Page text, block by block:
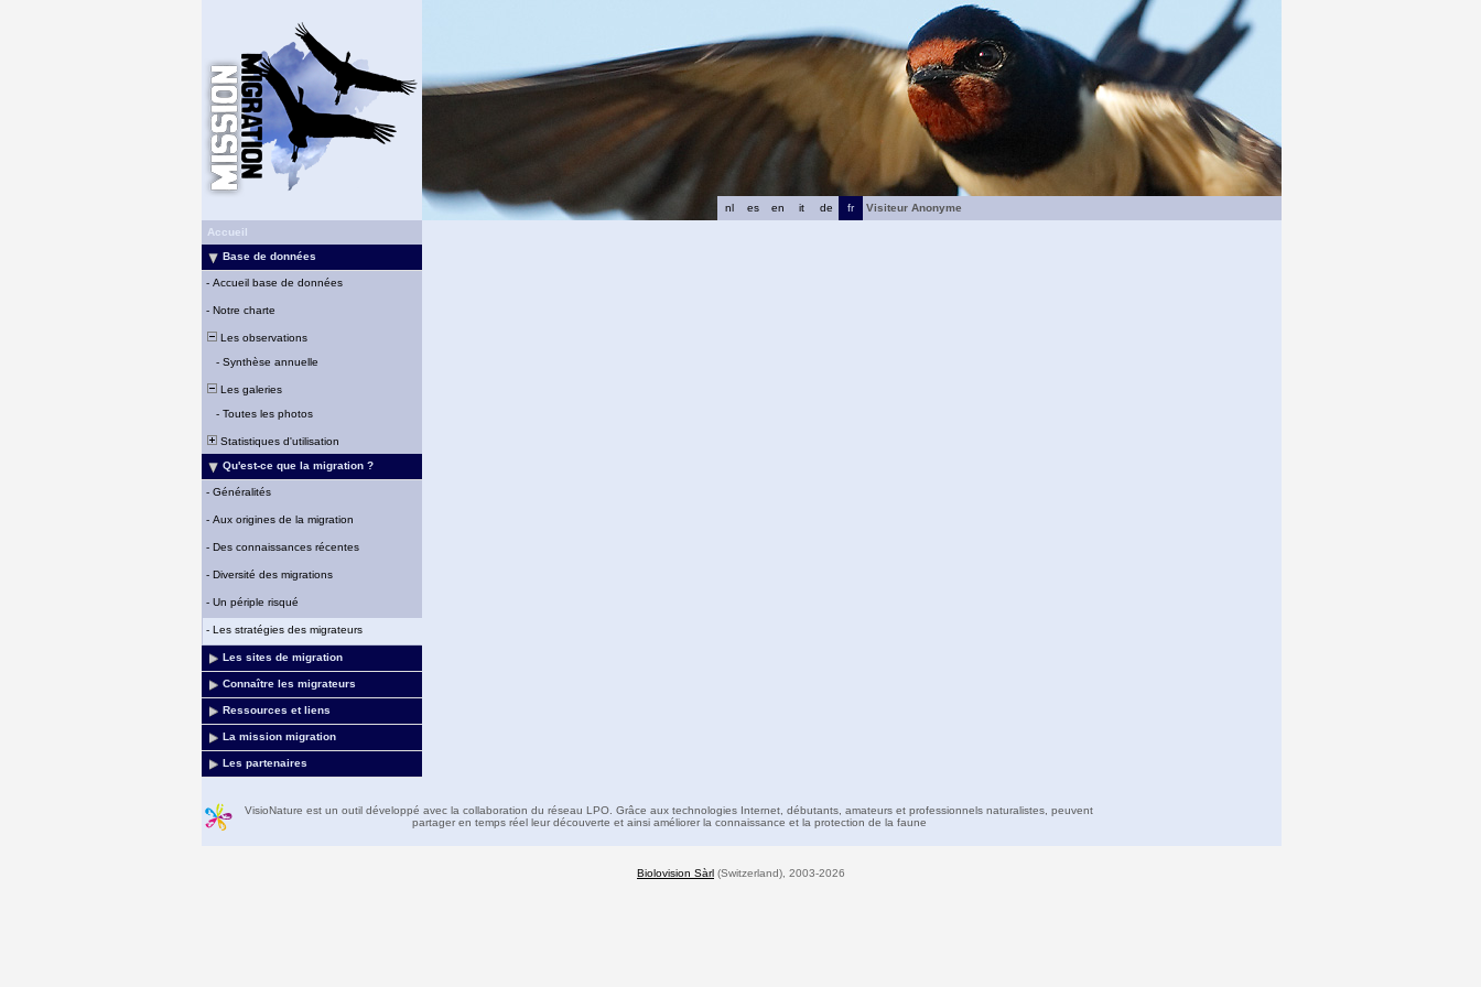
fr
de
it
en
es
nl
Visiteur Anonyme
Accueil
Base de données
- Accueil base de données
- Notre charte
Les observations
- Synthèse annuelle
Les galeries
- Toutes les photos
Statistiques d'utilisation
Qu'est-ce que la migration ?
- Généralités
- Aux origines de la migration
- Des connaissances récentes
- Diversité des migrations
- Un périple risqué
- Les stratégies des migrateurs
Les sites de migration
Connaître les migrateurs
Ressources et liens
La mission migration
Les partenaires
VisioNature est un outil développé avec la collaboration du réseau LPO. Grâce aux technologies Internet, débutants, amateurs et professionnels naturalistes, peuvent
partager en temps réel leur découverte et ainsi améliorer la connaissance et la protection de la faune
Biolovision Sàrl (Switzerland), 2003-2026